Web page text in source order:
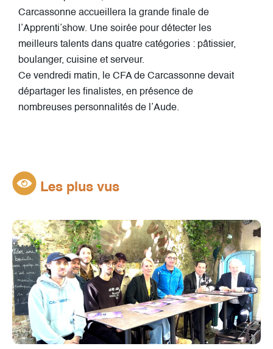
Carcassonne accueillera la grande finale de
l’Apprenti’show. Une soirée pour détecter les
meilleurs talents dans quatre catégories : pâtissier,
boulanger, cuisine et serveur.
Ce vendredi matin, le CFA de Carcassonne devait
départager les finalistes, en présence de
nombreuses personnalités de l’Aude.
Les plus vus